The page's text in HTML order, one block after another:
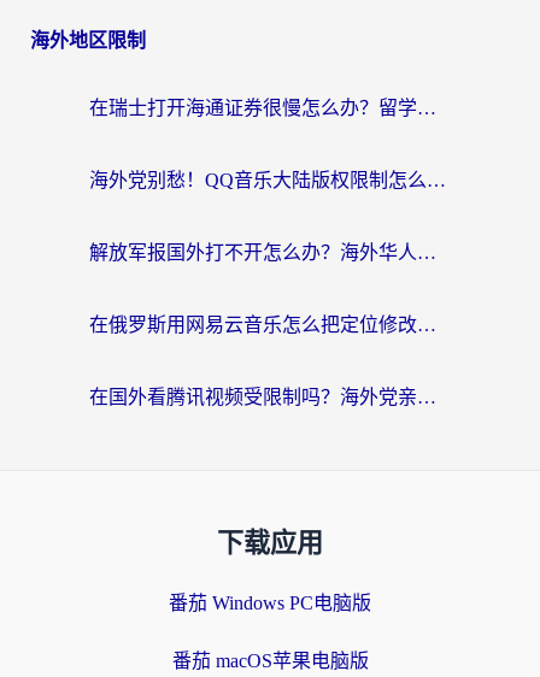
海外地区限制
在瑞士打开海通证券很慢怎么办？留学生&海外华人的回国加速全攻略
海外党别愁！QQ音乐大陆版权限制怎么破？附咪咕视频、B站地区限制解除全攻略
解放军报国外打不开怎么办？海外华人必备回国加速指南，看奥运拳击、听酷狗音乐全搞定
在俄罗斯用网易云音乐怎么把定位修改到中国国内？海外党听歌自由的钥匙找到了
在国外看腾讯视频受限制吗？海外党亲测有效的回国加速器选择指南
下载应用
番茄 Windows PC电脑版
番茄 macOS苹果电脑版